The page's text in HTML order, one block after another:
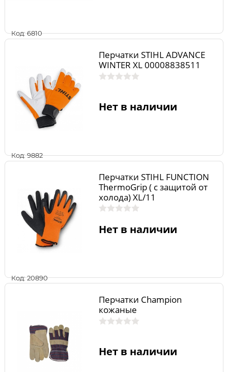
Код: 6810
Код: 9882
Перчатки STIHL ADVANCE
WINTER XL 00008838511
Нет в наличии
Код: 20890
Перчатки STIHL FUNCTION
ThermoGrip ( с защитой от
холода) XL/11
Нет в наличии
Перчатки Champion
кожаные
Нет в наличии